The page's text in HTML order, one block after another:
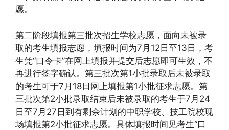
愿。
第二阶段填报第三批次招生学校志愿，面向未被录
取的考生填报志愿，填报时间为7月12日至13日，考
生凭“口令卡”在网上填报并提交后志愿即可生效，不
再进行签字确认。第三批次第1小批录取后未被录取
的考生可于7月18日网上填报第1小批征求志愿。第
三批次第2小批录取结束后未被录取的考生于7月24
日至7月27日到有剩余计划的中职学校、技工院校现
场填报第2小批征求志愿。具体填报时间见考生“口